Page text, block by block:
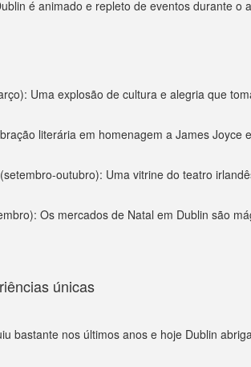
é animado e repleto de eventos durante o
Uma explosão de cultura e alegria que
literária em homenagem a James
(setembro-outubro): Uma vitrine do teatro
Os mercados de Natal em Dublin são
únicas
bastante nos últimos anos e hoje Dublin